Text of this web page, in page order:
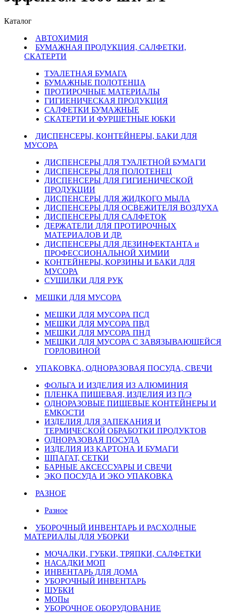
Каталог
АВТОХИМИЯ
БУМАЖНАЯ ПРОДУКЦИЯ, САЛФЕТКИ,
СКАТЕРТИ
ТУАЛЕТНАЯ БУМАГА
БУМАЖНЫЕ ПОЛОТЕНЦА
ПРОТИРОЧНЫЕ МАТЕРИАЛЫ
ГИГИЕНИЧЕСКАЯ ПРОДУКЦИЯ
САЛФЕТКИ БУМАЖНЫЕ
СКАТЕРТИ И ФУРШЕТНЫЕ ЮБКИ
ДИСПЕНСЕРЫ, КОНТЕЙНЕРЫ, БАКИ ДЛЯ
МУСОРА
ДИСПЕНСЕРЫ ДЛЯ ТУАЛЕТНОЙ БУМАГИ
ДИСПЕНСЕРЫ ДЛЯ ПОЛОТЕНЕЦ
ДИСПЕНСЕРЫ ДЛЯ ГИГИЕНИЧЕСКОЙ
ПРОДУКЦИИ
ДИСПЕНСЕРЫ ДЛЯ ЖИДКОГО МЫЛА
ДИСПЕНСЕРЫ ДЛЯ ОСВЕЖИТЕЛЯ ВОЗДУХА
ДИСПЕНСЕРЫ ДЛЯ САЛФЕТОК
ДЕРЖАТЕЛИ ДЛЯ ПРОТИРОЧНЫХ
МАТЕРИАЛОВ И ДР.
ДИСПЕНСЕРЫ ДЛЯ ДЕЗИНФЕКТАНТА и
ПРОФЕССИОНАЛЬНОЙ ХИМИИ
КОНТЕЙНЕРЫ, КОРЗИНЫ И БАКИ ДЛЯ
МУСОРА
СУШИЛКИ ДЛЯ РУК
МЕШКИ ДЛЯ МУСОРА
МЕШКИ ДЛЯ МУСОРА ПСД
МЕШКИ ДЛЯ МУСОРА ПВД
МЕШКИ ДЛЯ МУСОРА ПНД
МЕШКИ ДЛЯ МУСОРА С ЗАВЯЗЫВАЮЩЕЙСЯ
ГОРЛОВИНОЙ
УПАКОВКА, ОДНОРАЗОВАЯ ПОСУДА, СВЕЧИ
ФОЛЬГА И ИЗДЕЛИЯ ИЗ АЛЮМИНИЯ
ПЛЕНКА ПИЩЕВАЯ, ИЗДЕЛИЯ ИЗ П/Э
ОДНОРАЗОВЫЕ ПИЩЕВЫЕ КОНТЕЙНЕРЫ И
ЕМКОСТИ
ИЗДЕЛИЯ ДЛЯ ЗАПЕКАНИЯ И
ТЕРМИЧЕСКОЙ ОБРАБОТКИ ПРОДУКТОВ
ОДНОРАЗОВАЯ ПОСУДА
ИЗДЕЛИЯ ИЗ КАРТОНА И БУМАГИ
ШПАГАТ, СЕТКИ
БАРНЫЕ АКСЕССУАРЫ И СВЕЧИ
ЭКО ПОСУДА И ЭКО УПАКОВКА
РАЗНОЕ
Разное
УБОРОЧНЫЙ ИНВЕНТАРЬ И РАСХОДНЫЕ
МАТЕРИАЛЫ ДЛЯ УБОРКИ
МОЧАЛКИ, ГУБКИ, ТРЯПКИ, САЛФЕТКИ
НАСАДКИ МОП
ИНВЕНТАРЬ ДЛЯ ДОМА
УБОРОЧНЫЙ ИНВЕНТАРЬ
ШУБКИ
МОПы
УБОРОЧНОЕ ОБОРУДОВАНИЕ